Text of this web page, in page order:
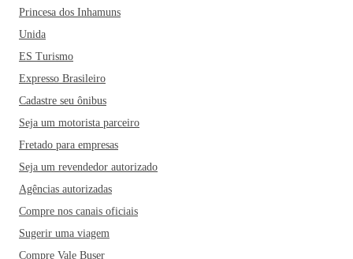
Mirante do Cristo Redentor e o Teatro Metrópole no seu
roteiro. Dentre os restaurantes mais famosos da cidade estão
o Fornarina Pizza, o Boteco Cobogó, a Cantina Gadioli e a
Pizza Nostra! Vale a visita!
Princesa dos Inhamuns
Unida
ES Turismo
Expresso Brasileiro
Cadastre seu ônibus
Seja um motorista parceiro
Fretado para empresas
Seja um revendedor autorizado
Agências autorizadas
Compre nos canais oficiais
Sugerir uma viagem
Compre Vale Buser